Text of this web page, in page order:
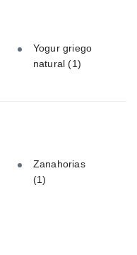
Yogur griego
natural(1)
Zanahorias
(1)